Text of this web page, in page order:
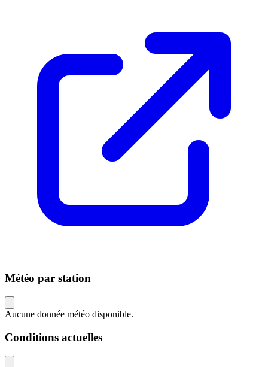
Météo par station
Aucune donnée météo disponible.
Conditions actuelles